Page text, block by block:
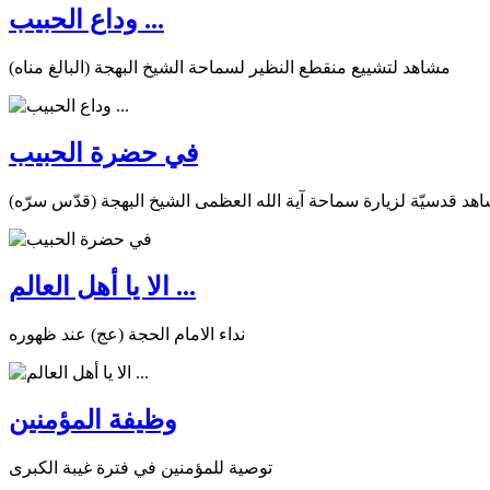
وداع الحبيب ...
مشاهد لتشييع منقطع النظير لسماحة الشيخ البهجة (البالغ مناه)
في حضرة الحبيب
قدسيّة لزيارة سماحة آية الله العظمى الشيخ البهجة (قدّس سرّه)
الا يا أهل العالم ...
نداء الامام الحجة (عج) عند ظهوره
وظيفة المؤمنين
توصية للمؤمنين في فترة غيبة الكبرى